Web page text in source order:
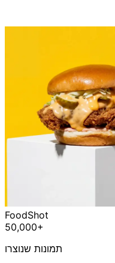
FoodShot
50,000+
תמונות שנוצרו